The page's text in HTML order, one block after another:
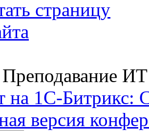
страницу
на 1С-Битрикс:
версия